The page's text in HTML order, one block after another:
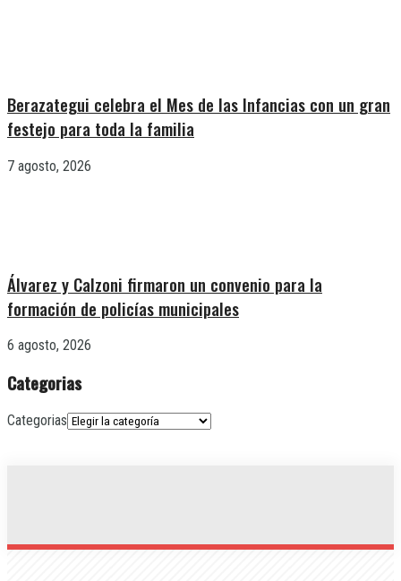
Berazategui celebra el Mes de las Infancias con un gran
festejo para toda la familia
7 agosto, 2026
Álvarez y Calzoni firmaron un convenio para la
formación de policías municipales
6 agosto, 2026
Categorias
Categorias